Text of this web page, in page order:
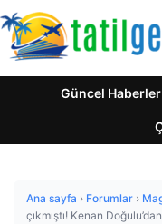
Güncel Haberler
Ana sayfa › Forumlar ›
çıkmıştı! Kenan